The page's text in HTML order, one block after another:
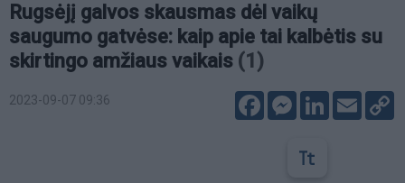
Rugsėjį galvos skausmas dėl vaikų
saugumo gatvėse: kaip apie tai kalbėtis su
skirtingo amžiaus vaikais (1)
2023-09-07 09:36 FacebookMessenger
LinkedIn
Email